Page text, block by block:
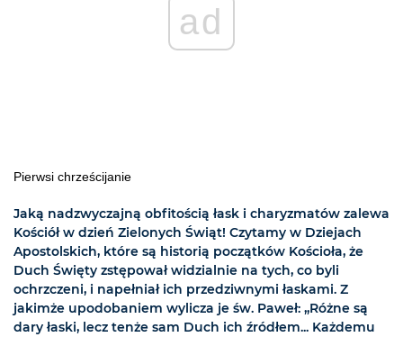
ad
Pierwsi chrześcijanie
Jaką nadzwyczajną obfitością łask i charyzmatów zalewa
Kościół w dzień Zielonych Świąt! Czytamy w Dziejach
Apostolskich, które są historią początków Kościoła, że
Duch Święty zstępował widzialnie na tych, co byli
ochrzczeni, i napełniał ich przedziwnymi łaskami. Z
jakimże upodobaniem wylicza je św. Paweł: „Różne są
dary łaski, lecz tenże sam Duch ich źródłem... Każdemu